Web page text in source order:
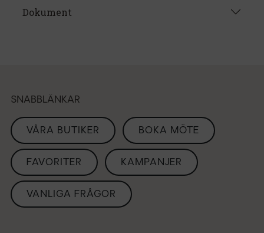
Dokument
SNABBLÄNKAR
VÅRA BUTIKER BOKA MÖTE
FAVORITER KAMPANJER
VANLIGA FRÅGOR